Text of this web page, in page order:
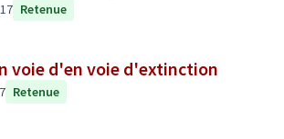
17 Retenue
voie d'en voie d'extinction
7 Retenue